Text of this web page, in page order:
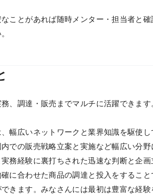
ことがあれば随時メンター・担当者と
、調達・販売までマルチに活躍できます
幅広いネットワークと業界知識を駆使
での販売戦略立案と実施など幅広い分
務経験に裏打ちされた迅速な判断と企
に合わせた商品の調達と投入をするこ
きます。みなさんには最初は豊富な経